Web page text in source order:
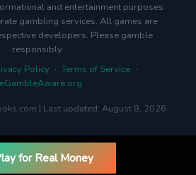
and entertainment purposes
gambling services. All games are
developers. Please gamble
responsibly.
Policy · Terms of Service ·
| Last updated: August 8, 2026
for Real Money